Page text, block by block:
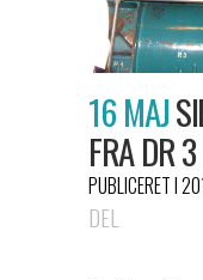
16 MAJ
FRA DR 3
PUBLICERET I
DEL